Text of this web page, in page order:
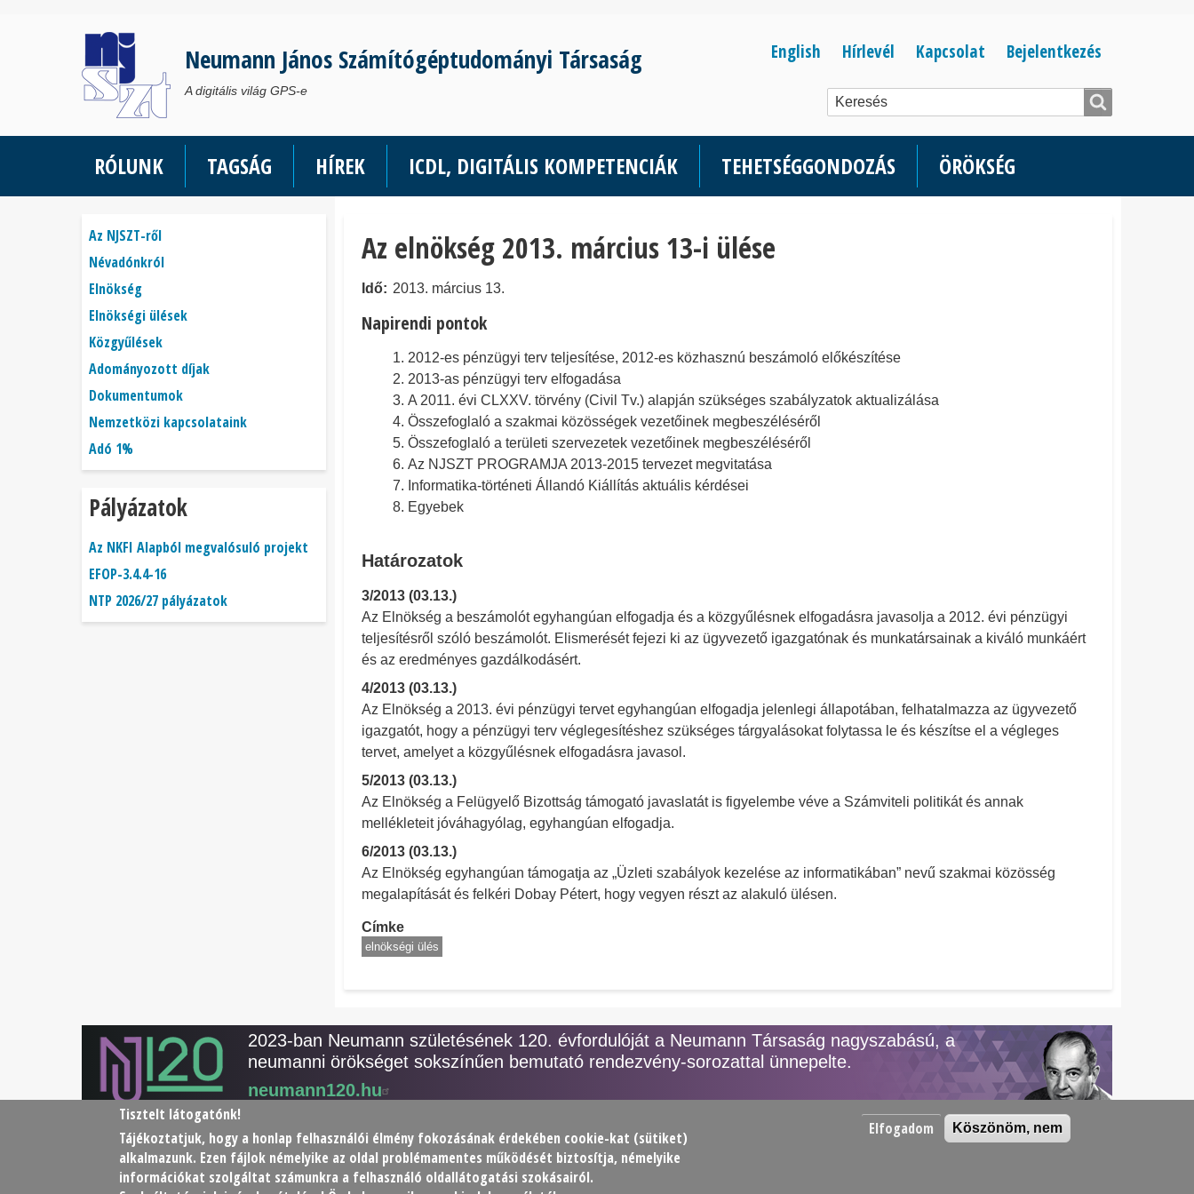
Neumann János Számítógéptudományi Társaság
A digitális világ GPS-e
Bejelentkezés
menüje
Bejelentkezés
English Hírlevél Kapcsolat
RÓLUNK TAGSÁG HÍREK ICDL, DIGITÁLIS KOMPETENCIÁK TEHETSÉGGONDOZÁS ÖRÖKSÉG
Az elnökség 2013. március 13-i ülése
Idő 2013. március 13.
Napirendi pontok
2012-es pénzügyi terv teljesítése, 2012-es közhasznú beszámoló előkészítése
2013-as pénzügyi terv elfogadása
A 2011. évi CLXXV. törvény (Civil Tv.) alapján szükséges szabályzatok aktualizálása
Összefoglaló a szakmai közösségek vezetőinek megbeszéléséről
Összefoglaló a területi szervezetek vezetőinek megbeszéléséről
Az NJSZT PROGRAMJA 2013-2015 tervezet megvitatása
Informatika-történeti Állandó Kiállítás aktuális kérdései
Egyebek
Határozatok
3/2013 (03.13.)
Az Elnökség a beszámolót egyhangúan elfogadja és a közgyűlésnek elfogadásra javasolja a 2012. évi pénzügyi
teljesítésről szóló beszámolót. Elismerését fejezi ki az ügyvezető igazgatónak és munkatársainak a kiváló munkáért
és az eredményes gazdálkodásért.
4/2013 (03.13.)
Az Elnökség a 2013. évi pénzügyi tervet egyhangúan elfogadja jelenlegi állapotában, felhatalmazza az ügyvezető
igazgatót, hogy a pénzügyi terv véglegesítéshez szükséges tárgyalásokat folytassa le és készítse el a végleges
tervet, amelyet a közgyűlésnek elfogadásra javasol.
5/2013 (03.13.)
Az Elnökség a Felügyelő Bizottság támogató javaslatát is figyelembe véve a Számviteli politikát és annak
mellékleteit jóváhagyólag, egyhangúan elfogadja.
6/2013 (03.13.)
Az Elnökség egyhangúan támogatja az „Üzleti szabályok kezelése az informatikában” nevű szakmai közösség
megalapítását és felkéri Dobay Pétert, hogy vegyen részt az alakuló ülésen.
Címke
elnökségi ülés
Főmenü
Az NJSZT-ről
Névadónkról
Elnökség
Elnökségi ülések
Közgyűlések
Adományozott díjak
Dokumentumok
Nemzetközi kapcsolataink
Adó 1%
Pályázatok
Az NKFI Alapból megvalósuló projekt
EFOP-3.4.4-16
NTP 2026/27 pályázatok
2023-ban Neumann születésének 120. évfordulóját a Neumann Társaság nagyszabású, a
neumanni örökséget sokszínűen bemutató rendezvény-sorozattal ünnepelte.
neumann120.hu
© 2026 Neumann János Számítógéptudományi Társaság (NJSZT)
Tisztelt látogatónk!
Tájékoztatjuk, hogy a honlap felhasználói élmény fokozásának érdekében cookie-kat (sütiket)
alkalmazunk. Ezen fájlok némelyike az oldal problémamentes működését biztosítja, némelyike
információkat szolgáltat számunkra a felhasználó oldallátogatási szokásairól.
Elfogadom Köszönöm, nem